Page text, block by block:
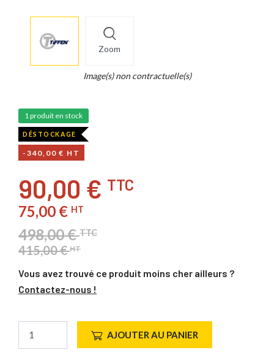
Zoom
info
Image(s) non contractuelle(s)
1 produit en stock
DÉSTOCKAGE
-340,00 € HT
90,00 € TTC
75,00 € HT
498,00 €TTC
415,00 €HT
Vous avez trouvé ce produit moins cher ailleurs ?
Contactez-nous !
AJOUTER AU PANIER